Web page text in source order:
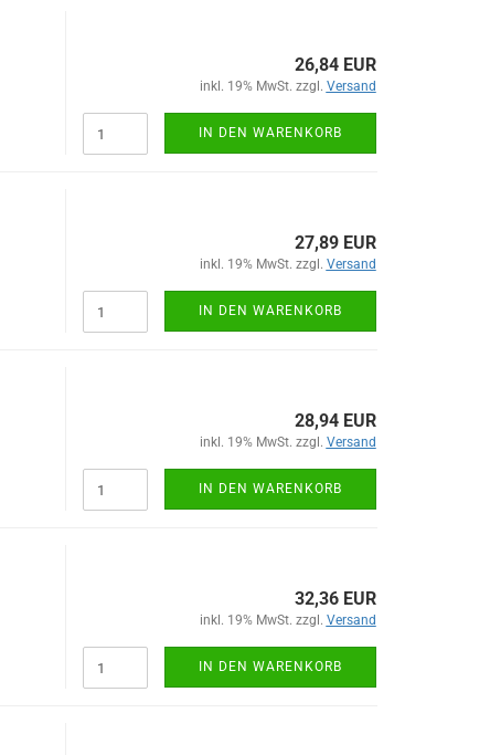
26,84 EUR
inkl. 19% MwSt. zzgl. Versand
IN DEN WARENKORB
27,89 EUR
inkl. 19% MwSt. zzgl. Versand
IN DEN WARENKORB
28,94 EUR
inkl. 19% MwSt. zzgl. Versand
IN DEN WARENKORB
32,36 EUR
inkl. 19% MwSt. zzgl. Versand
IN DEN WARENKORB